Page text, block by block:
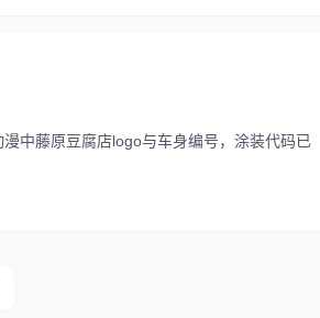
中藤原豆腐店logo与车身编号，涂装代码已